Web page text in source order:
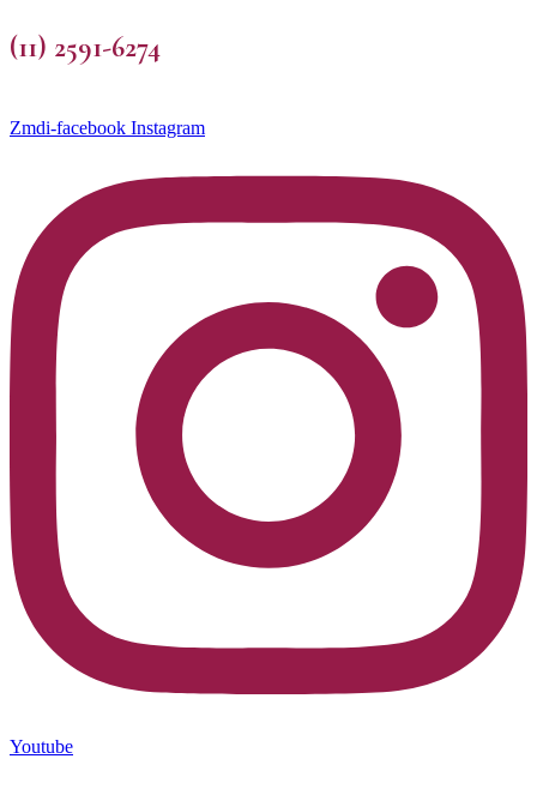
(11) 2591-6274
Zmdi-facebook Instagram
Youtube